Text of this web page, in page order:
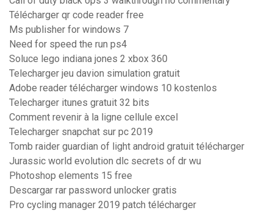
Télécharger qr code reader free
Ms publisher for windows 7
Need for speed the run ps4
Soluce lego indiana jones 2 xbox 360
Telecharger jeu davion simulation gratuit
Adobe reader télécharger windows 10 kostenlos
Telecharger itunes gratuit 32 bits
Comment revenir à la ligne cellule excel
Telecharger snapchat sur pc 2019
Tomb raider guardian of light android gratuit télécharger
Jurassic world evolution dlc secrets of dr wu
Photoshop elements 15 free
Descargar rar password unlocker gratis
Pro cycling manager 2019 patch télécharger